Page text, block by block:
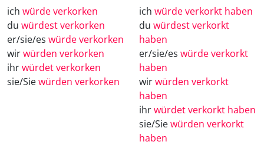
ich würde verkorken
du würdest verkorken
er/sie/es würde verkorken
wirwürden verkorken
ihrwürdet verkorken
sie/Siewürden verkorken
ich würde verkorkt haben
du würdest verkorkt
haben
er/sie/es würde verkorkt
haben
wirwürden verkorkt
haben
ihrwürdet verkorkt haben
sie/Siewürden verkorkt
haben